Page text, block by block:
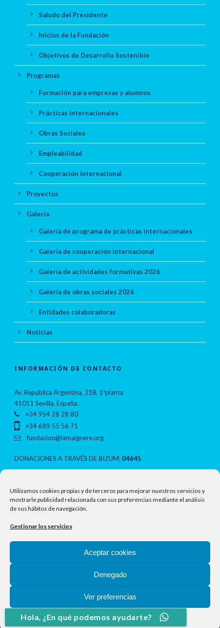
Utilizamos cookies propias y de terceros para mejorar nuestros servicios y
mostrarle publicidad relacionada con sus preferencias mediante el análisis
de sus hábitos de navegación.
Gestionar los servicios
Aceptar cookies
Denegado
Ver preferencias
Política de cookiesPolítica de privacidadAviso legal
Saludo del Presidente
Inicios de la Fundación
Objetivos de Desarrollo Sostenible
Programas
Formación para empresas y alumnos
Prácticas internacionales
Obras Sociales
Empleabilidad
Cooperación internacional
Proyectos
Galería
Galería de programa de prácticas internacionales
Galería de cooperación internacional
Galería de actividades formativas 2026
Galería de obras sociales 2026
Entidades colaboradoras
Noticias
INFORMACIÓN DE CONTACTO
Av. República Argentina, 21B, 1ªplanta
41011 Sevilla, España.
+34 954 28 28 80
+34 689 55 56 71
fundacion@lamaignere.org
DONACIONES A TRAVÉS DE BIZUM: 04645
NOTAS LEGALES
Política de privacidad
Copyright 2018-2026 Fundación Lamaignere, Todos los derechos
reservados.
Hola, ¿En qué podemos ayudarte?